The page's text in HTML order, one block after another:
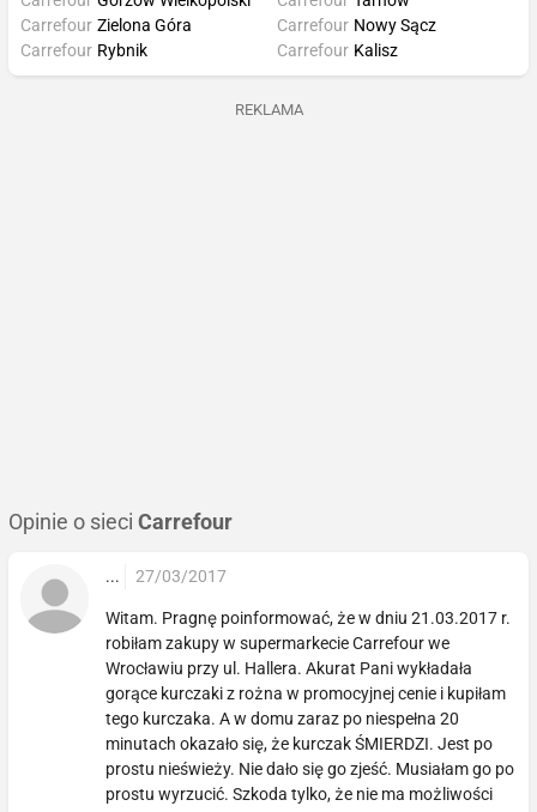
Carrefour Zielona Góra
Carrefour Rybnik
Carrefour Nowy Sącz
Carrefour Kalisz
REKLAMA
Opinie o sieci Carrefour
... 27/03/2017
Witam. Pragnę poinformować, że w dniu 21.03.2017 r.
robiłam zakupy w supermarkecie Carrefour we
Wrocławiu przy ul. Hallera. Akurat Pani wykładała
gorące kurczaki z rożna w promocyjnej cenie i kupiłam
tego kurczaka. A w domu zaraz po niespełna 20
minutach okazało się, że kurczak ŚMIERDZI. Jest po
prostu nieświeży. Nie dało się go zjeść. Musiałam go po
prostu wyrzucić. Szkoda tylko, że nie ma możliwości